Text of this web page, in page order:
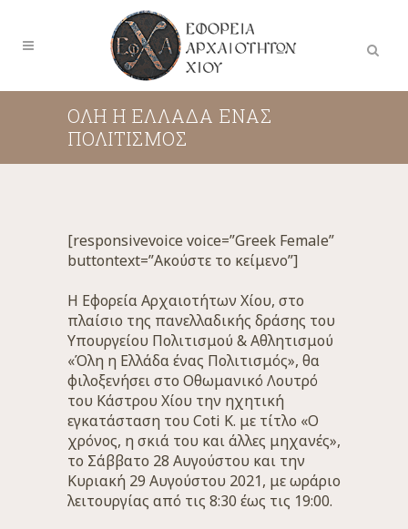
ΟΛΗ Η ΕΛΛΑΔΑ ΕΝΑΣ
ΠΟΛΙΤΙΣΜΟΣ
[responsivevoice voice=”Greek Female”
buttontext=”Ακούστε το κείμενο”]
Η Εφορεία Αρχαιοτήτων Χίου, στο
πλαίσιο της πανελλαδικής δράσης του
Υπουργείου Πολιτισμού & Αθλητισμού
«Όλη η Ελλάδα ένας Πολιτισμός», θα
φιλοξενήσει στο Οθωμανικό Λουτρό
του Κάστρου Χίου την ηχητική
εγκατάσταση του Coti K. με τίτλο «Ο
χρόνος, η σκιά του και άλλες μηχανές»,
το Σάββατο 28 Αυγούστου και την
Κυριακή 29 Αυγούστου 2021, με ωράριο
λειτουργίας από τις 8:30 έως τις 19:00.